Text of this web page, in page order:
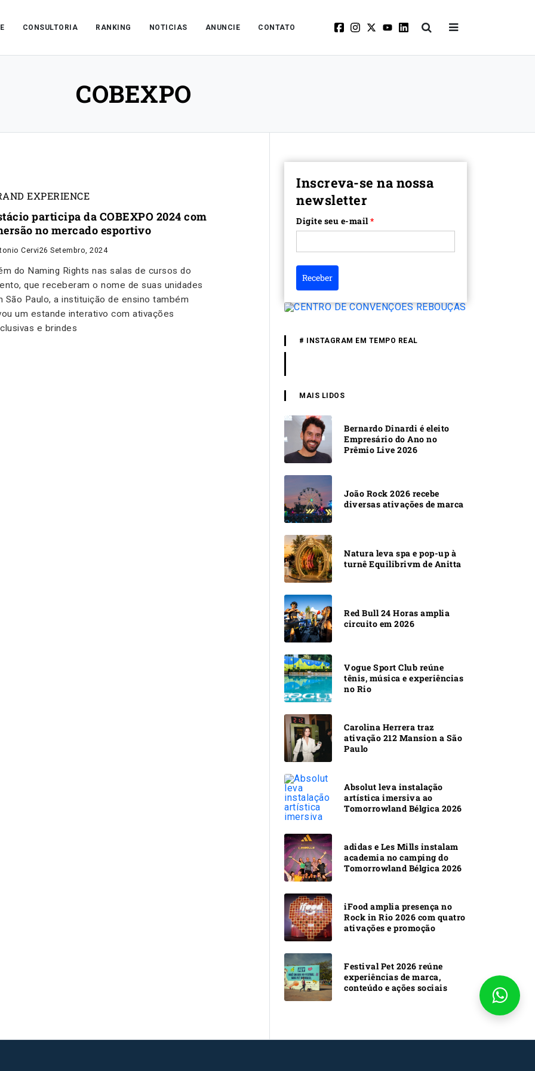
CONSULTORIA RANKING NOTICIAS ANUNCIE CONTATO
COBEXPO
EXPERIENCE
participa da COBEXPO 2024 com
no mercado esportivo
Cervi26 Setembro, 2024
do Naming Rights nas salas de cursos do
que receberam o nome de suas unidades
São Paulo, a instituição de ensino também
um estande interativo com ativações
e brindes
Inscreva-se na nossa
newsletter
Digite seu e-mail*
Receber
# INSTAGRAM EM TEMPO REAL
MAIS LIDOS
Bernardo Dinardi é eleito
Empresário do Ano no
Prêmio Live 2026
João Rock 2026 recebe
diversas ativações de marca
Natura leva spa e pop-up à
turnê Equilibrivm de Anitta
Red Bull 24 Horas amplia
circuito em 2026
Vogue Sport Club reúne
tênis, música e experiências
no Rio
Carolina Herrera traz
ativação 212 Mansion a São
Paulo
Absolut leva instalação
artística imersiva ao
Tomorrowland Bélgica 2026
adidas e Les Mills instalam
academia no camping do
Tomorrowland Bélgica 2026
iFood amplia presença no
Rock in Rio 2026 com quatro
ativações e promoção
Festival Pet 2026 reúne
experiências de marca,
conteúdo e ações sociais